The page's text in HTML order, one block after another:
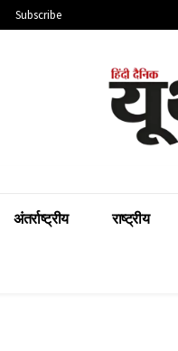
Subscribe
अंतर्राष्ट्रीय राष्ट्रीय